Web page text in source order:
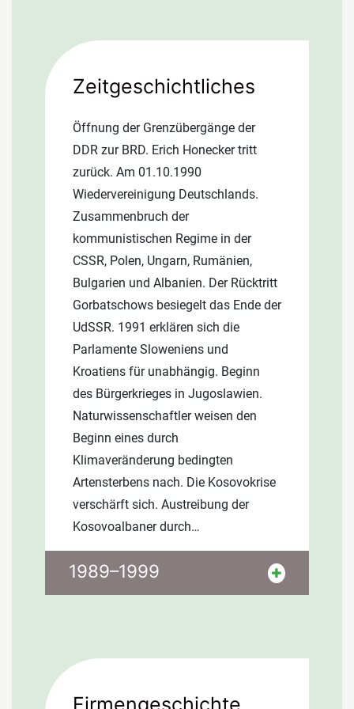
Pröckl in die Firmenleitung ein. Ein
Rockwool zur Vermarktung des
abgeschlossen. Gert und Dr. Thomas
Pröckl teilen sich die
Geschäftsführung. Gert ist für den
technischen, Thomas für den
kaufmännischen Bereich zuständig.
Gerthold Pröckl scheidet aus der
Geschäftsführung aus, steht dem
Unternehmen aber mit Rat und Tat
und seiner langjährigen Erfahrung
beratend zur Verfügung. Eine eigene
Vertriebsabteilung wird eingerichtet.
Zeitgeschichtliches
Öffnung der Grenzübergänge der
DDR zur BRD. Erich Honecker tritt
zurück. Am 01.10.1990
Wiedervereinigung Deutschlands.
Zusammenbruch der
kommunistischen Regime in der
CSSR, Polen, Ungarn, Rumänien,
Bulgarien und Albanien. Der Rücktritt
Gorbatschows besiegelt das Ende der
UdSSR. 1991 erklären sich die
Parlamente Sloweniens und
Kroatiens für unabhängig. Beginn
des Bürgerkrieges in Jugoslawien.
Naturwissenschaftler weisen den
Beginn eines durch
Klimaveränderung bedingten
Artensterbens nach. Die Kosovokrise
verschärft sich. Austreibung der
Kosovoalbaner durch…
Öffnung der Grenzübergänge der
DDR zur BRD. Erich Honecker tritt
CSSR, Polen, Ungarn, Rumänien,
1989–1999
Firmengeschichte